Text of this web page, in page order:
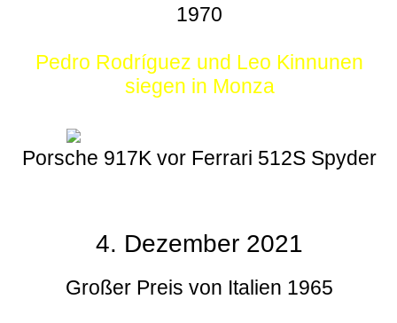
1970
Pedro Rodríguez und Leo Kinnunen
siegen in Monza
Porsche 917K vor Ferrari 512S Spyder
4. Dezember 2021
Großer Preis von Italien 1965